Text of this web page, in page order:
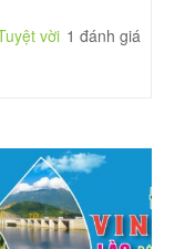
vời 1 đánh giá